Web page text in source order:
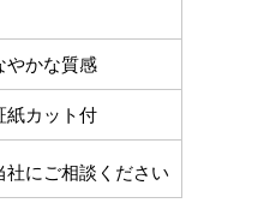
やかな質感
紙カット付
社にご相談ください